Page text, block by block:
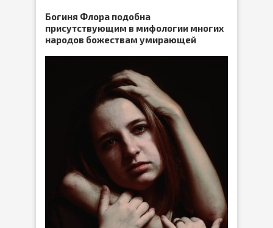
Богиня Флора подобна
присутствующим в мифологии многих
народов божествам умирающей